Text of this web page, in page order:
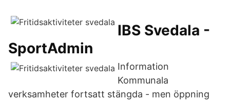
IBS Svedala -
SportAdmin
Information
Kommunala
verksamheter fortsatt stängda - men öppning